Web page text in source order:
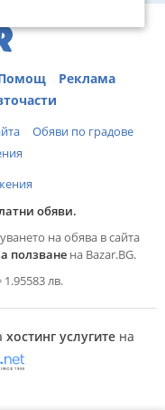
Реклама
Обяви по градове
обяви.
на обява в сайта
ползване на Bazar.BG.
лв.
хостинг услугитена